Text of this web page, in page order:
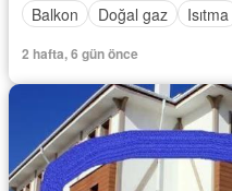
Balkon
Doğal gaz Isıtma
2 hafta, 6 gün önce